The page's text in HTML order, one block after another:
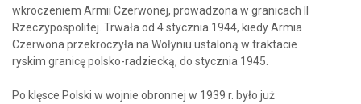
wkroczeniem Armii Czerwonej, prowadzona w granicach II
Rzeczypospolitej. Trwała od 4 stycznia 1944, kiedy Armia
Czerwona przekroczyła na Wołyniu ustaloną w traktacie
ryskim granicę polsko-radziecką, do stycznia 1945.
Po klęsce Polski w wojnie obronnej w 1939 r. było już